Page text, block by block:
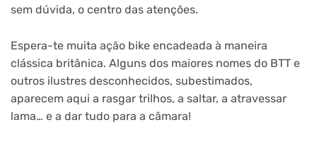
sem dúvida, o centro das atenções.
Espera-te muita ação bike encadeada à maneira
clássica britânica. Alguns dos maiores nomes do BTT e
outros ilustres desconhecidos, subestimados,
aparecem aqui a rasgar trilhos, a saltar, a atravessar
lama… e a dar tudo para a câmara!